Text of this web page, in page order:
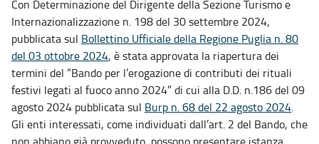
Con Determinazione del Dirigente della Sezione Turismo e
Internazionalizzazione n. 198 del 30 settembre 2024,
pubblicata sul Bollettino Ufficiale della Regione Puglia n. 80
del 03 ottobre 2024, è stata approvata la riapertura dei
termini del “Bando per l’erogazione di contributi dei rituali
festivi legati al fuoco anno 2024” di cui alla D.D. n.186 del 09
agosto 2024 pubblicata sul Burp n. 68 del 22 agosto 2024.
Gli enti interessati, come individuati dall’art. 2 del Bando, che